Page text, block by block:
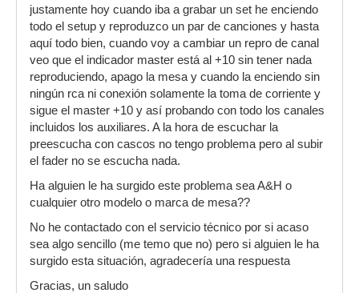
justamente hoy cuando iba a grabar un set he enciendo
todo el setup y reproduzco un par de canciones y hasta
aquí todo bien, cuando voy a cambiar un repro de canal
veo que el indicador master está al +10 sin tener nada
reproduciendo, apago la mesa y cuando la enciendo sin
ningún rca ni conexión solamente la toma de corriente y
sigue el master +10 y así probando con todo los canales
incluidos los auxiliares. A la hora de escuchar la
preescucha con cascos no tengo problema pero al subir
el fader no se escucha nada.
Ha alguien le ha surgido este problema sea A&H o
cualquier otro modelo o marca de mesa??
No he contactado con el servicio técnico por si acaso
sea algo sencillo (me temo que no) pero si alguien le ha
surgido esta situación, agradecería una respuesta
Gracias, un saludo